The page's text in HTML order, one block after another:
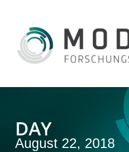
DAY
August 22, 2018